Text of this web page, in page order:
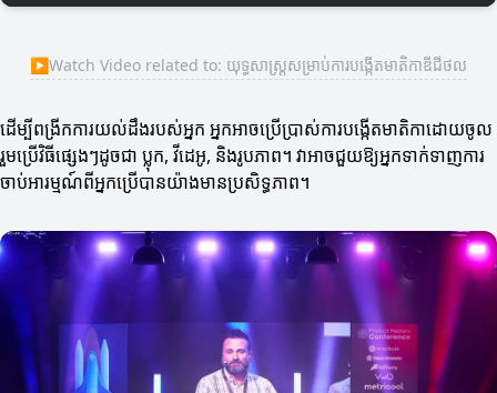
▶Watch Video related to: យុទ្ធសាស្ត្រសម្រាប់ការបង្កើតមាតិកាឌីជីថល
ដើម្បីពង្រីកការយល់ដឹងរបស់អ្នក អ្នកអាចប្រើប្រាស់ការបង្កើតមាតិកាដោយចូល
រួមប្រើវិធីផ្សេងៗដូចជា ប្លុក, វីដេអូ, និងរូបភាព។ វាអាចជួយឱ្យអ្នកទាក់ទាញការ
ចាប់អារម្មណ៍ពីអ្នកប្រើបានយ៉ាងមានប្រសិទ្ធភាព។